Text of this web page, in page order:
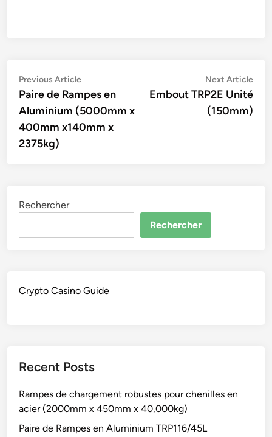
Navigation
de
l’article
Previous ArticlePrevious
article:
Paire de Rampes en
Aluminium (5000mm x
400mm x140mm x
2375kg)
Next Article
Embout TRP2E Unité
(150mm)
Rechercher
Rechercher
Crypto Casino Guide
Recent Posts
Rampes de chargement robustes pour chenilles en
acier (2000mm x 450mm x 40,000kg)
Paire de Rampes en Aluminium TRP116/45L